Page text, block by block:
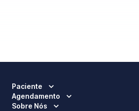
Paciente
Agendamento
Sobre Nós